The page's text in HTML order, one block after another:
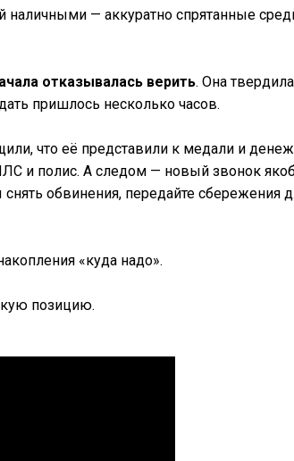
наличными — аккуратно спрятанные
отказывалась верить. Она
пришлось несколько часов.
что её представили к медали и
и полис. А следом — новый звонок
обвинения, передайте сбережения
«куда надо».
позицию.